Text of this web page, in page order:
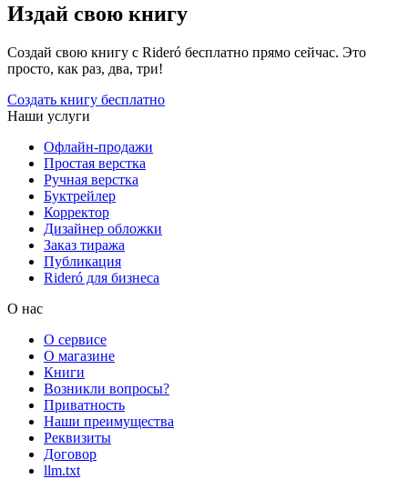
Издай свою книгу
Создай свою книгу с Rideró бесплатно прямо сейчас. Это
просто, как раз, два, три!
Создать книгу бесплатно
Наши услуги
Офлайн-продажи
Простая верстка
Ручная верстка
Буктрейлер
Корректор
Дизайнер обложки
Заказ тиража
Публикация
Rideró для бизнеса
О нас
О сервисе
О магазине
Книги
Возникли вопросы?
Приватность
Наши преимущества
Реквизиты
Договор
llm.txt